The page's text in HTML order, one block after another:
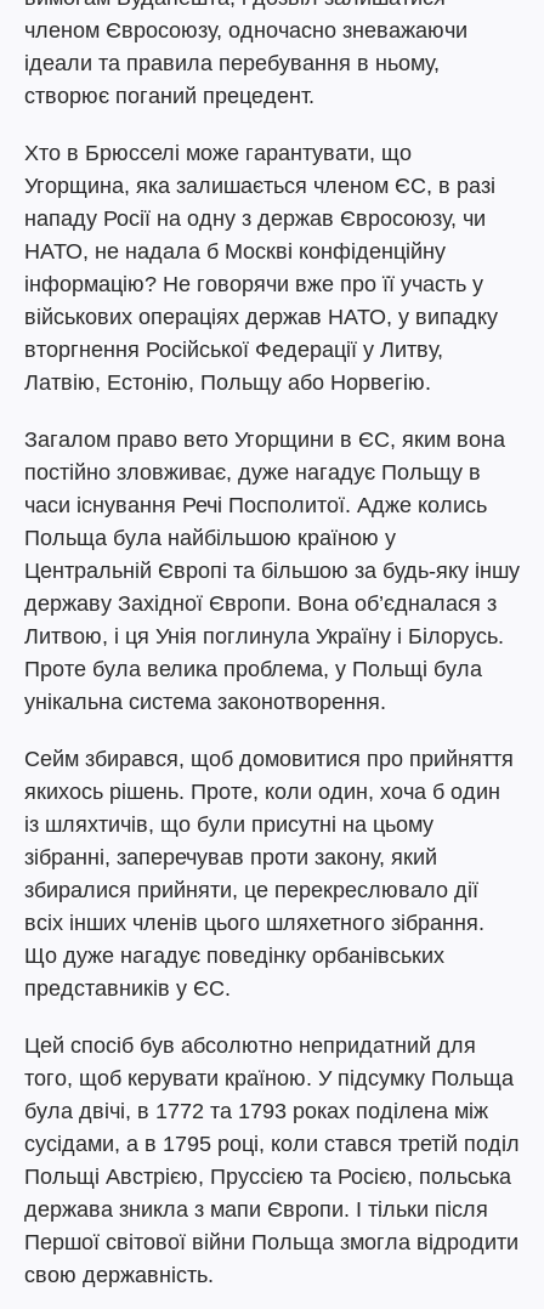
членом Євросоюзу, одночасно зневажаючи
ідеали та правила перебування в ньому,
створює поганий прецедент.
Хто в Брюсселі може гарантувати, що
Угорщина, яка залишається членом ЄС, в разі
нападу Росії на одну з держав Євросоюзу, чи
НАТО, не надала б Москві конфіденційну
інформацію? Не говорячи вже про її участь у
військових операціях держав НАТО, у випадку
вторгнення Російської Федерації у Литву,
Латвію, Естонію, Польщу або Норвегію.
Загалом право вето Угорщини в ЄС, яким вона
постійно зловживає, дуже нагадує Польщу в
часи існування Речі Посполитої. Адже колись
Польща була найбільшою країною у
Центральній Європі та більшою за будь-яку іншу
державу Західної Європи. Вона об’єдналася з
Литвою, і ця Унія поглинула Україну і Білорусь.
Проте була велика проблема, у Польщі була
унікальна система законотворення.
Сейм збирався, щоб домовитися про прийняття
якихось рішень. Проте, коли один, хоча б один
із шляхтичів, що були присутні на цьому
зібранні, заперечував проти закону, який
збиралися прийняти, це перекреслювало дії
всіх інших членів цього шляхетного зібрання.
Що дуже нагадує поведінку орбанівських
представників у ЄС.
Цей спосіб був абсолютно непридатний для
того, щоб керувати країною. У підсумку Польща
була двічі, в 1772 та 1793 роках поділена між
сусідами, а в 1795 році, коли стався третій поділ
Польщі Австрією, Пруссією та Росією, польська
держава зникла з мапи Європи. І тільки після
Першої світової війни Польща змогла відродити
свою державність.